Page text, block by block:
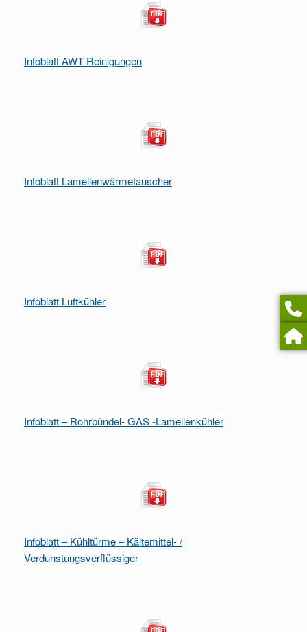
Infoblatt AWT-Reinigungen
Infoblatt Lamellenwärmetauscher
Infoblatt Luftkühler
Infoblatt – Rohrbündel- GAS -Lamellenkühler
Infoblatt – Kühltürme – Kältemittel- /
Verdunstungsverflüssiger